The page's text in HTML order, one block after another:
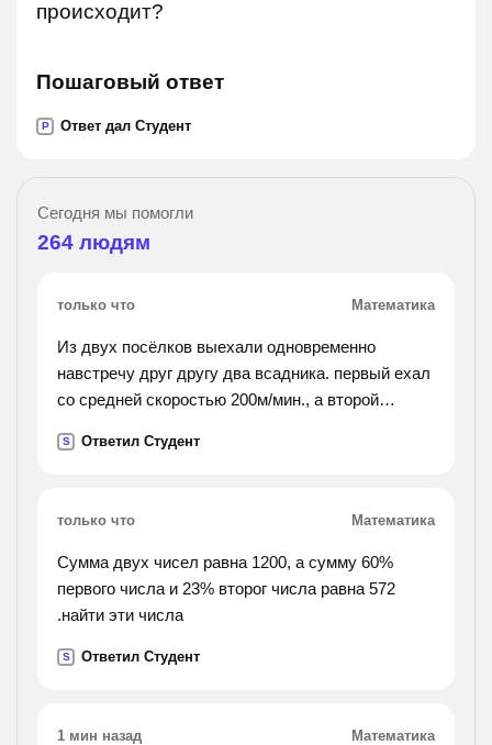
происходит?
Пошаговый ответ
P Ответ дал Студент
Сегодня мы помогли
264 людям
только что Математика
Из двух посёлков выехали одновременно
навстречу друг другу два всадника. первый ехал
со средней скоростью 200м/мин., а второй
встретились через 50 минут. найди расстояние
S Ответил Студент
только что Математика
Сумма двух чисел равна 1200, а сумму 60%
первого числа и 23% второг числа равна 572
.найти эти числа
S Ответил Студент
1 мин назад Математика